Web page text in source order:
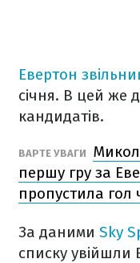
Евертон
січня. В цей же
кандидатів.
ВАРТЕ УВАГИ
першу гру за
пропустила гол
За даними Sky
списку увійшли